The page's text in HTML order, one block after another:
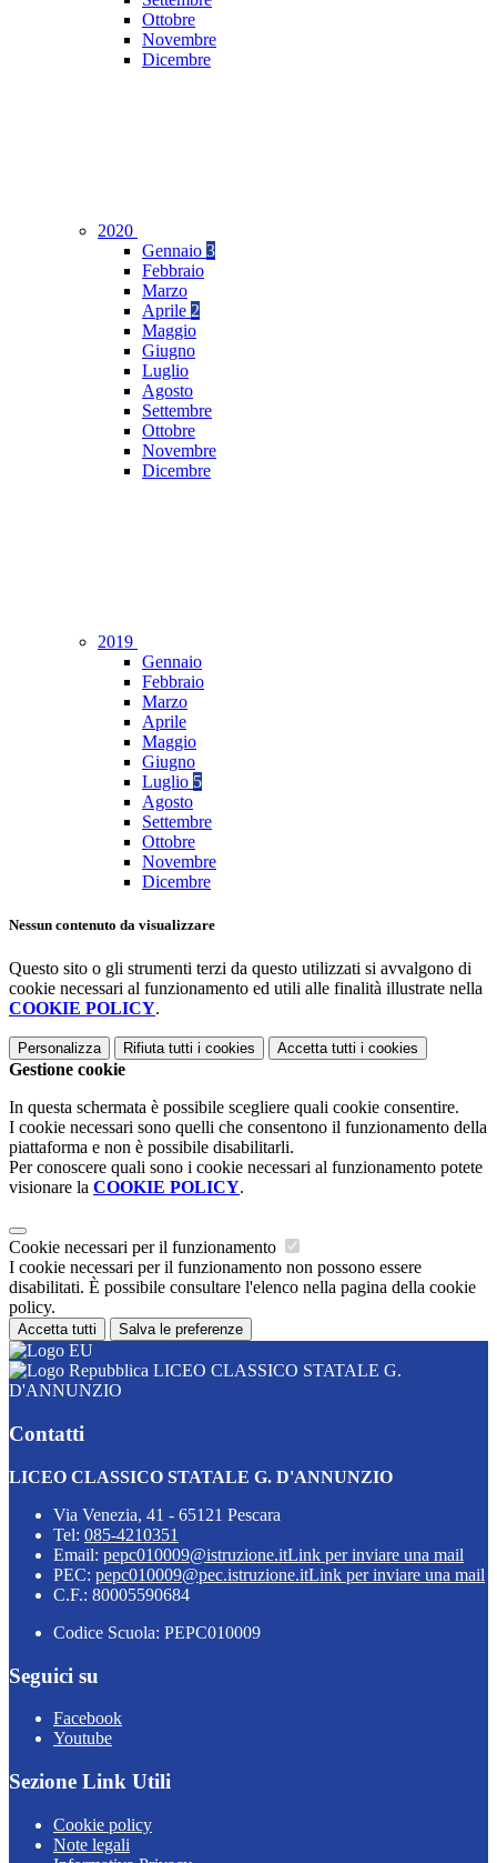
Ottobre
Novembre
Dicembre
2020
Gennaio 3
Febbraio
Marzo
Aprile 2
Maggio
Giugno
Luglio
Agosto
Settembre
Ottobre
Novembre
Dicembre
2019
Gennaio
Febbraio
Marzo
Aprile
Maggio
Giugno
Luglio 5
Agosto
Settembre
Ottobre
Novembre
Dicembre
Nessun contenuto da visualizzare
Questo sito o gli strumenti terzi da questo utilizzati si avvalgono di
cookie necessari al funzionamento ed utili alle finalità illustrate nella
COOKIE POLICY.
Personalizza Rifiuta tutti i cookies Accetta tutti i cookies
Gestione cookie
In questa schermata è possibile scegliere quali cookie consentire.
I cookie necessari sono quelli che consentono il funzionamento della
piattaforma e non è possibile disabilitarli.
Per conoscere quali sono i cookie necessari al funzionamento potete
visionare la COOKIE POLICY.
Cookie necessari per il funzionamento
I cookie necessari per il funzionamento non possono essere
disabilitati. È possibile consultare l'elenco nella pagina della cookie
policy.
Accetta tutti Salva le preferenze
LICEO CLASSICO STATALE G.
D'ANNUNZIO
Contatti
LICEO CLASSICO STATALE G. D'ANNUNZIO
Via Venezia, 41 - 65121 Pescara
Tel: 085-4210351
Email: pepc010009@istruzione.itLink per inviare una mail
PEC: pepc010009@pec.istruzione.itLink per inviare una mail
C.F.: 80005590684
Codice Scuola: PEPC010009
Seguici su
Facebook
Youtube
Sezione Link Utili
Cookie policy
Note legali